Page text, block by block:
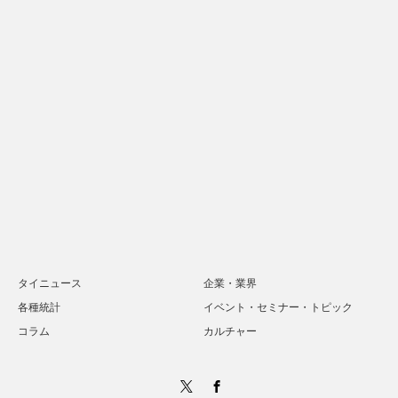
タイニュース
企業・業界
各種統計
イベント・セミナー・トピック
コラム
カルチャー